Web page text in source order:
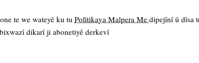
te we wateyê ku tu Polîtikaya Malpera Me dipejînî û dîsa
dikarî ji abonetiyê derkevî